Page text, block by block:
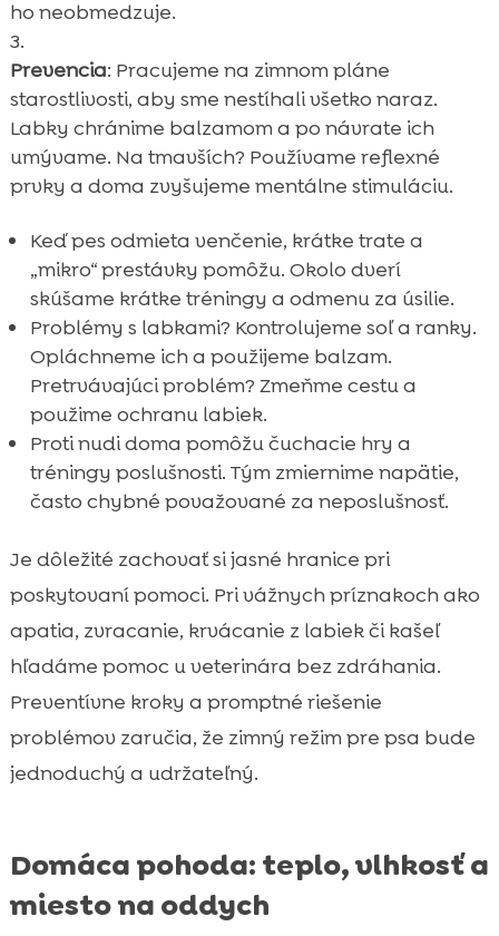
ho neobmedzuje.
Prevencia: Pracujeme na zimnom pláne
starostlivosti, aby sme nestíhali všetko naraz.
Labky chránime balzamom a po návrate ich
umývame. Na tmavších? Používame reflexné
prvky a doma zvyšujeme mentálne stimuláciu.
Keď pes odmieta venčenie, krátke trate a
„mikro“ prestávky pomôžu. Okolo dverí
skúšame krátke tréningy a odmenu za úsilie.
Problémy s labkami? Kontrolujeme soľ a ranky.
Opláchneme ich a použijeme balzam.
Pretrvávajúci problém? Zmeňme cestu a
použime ochranu labiek.
Proti nudi doma pomôžu čuchacie hry a
tréningy poslušnosti. Tým zmiernime napätie,
často chybné považované za neposlušnosť.
Je dôležité zachovať si jasné hranice pri
poskytovaní pomoci. Pri vážnych príznakoch ako
apatia, zvracanie, krvácanie z labiek či kašeľ
hľadáme pomoc u veterinára bez zdráhania.
Preventívne kroky a promptné riešenie
problémov zaručia, že zimný režim pre psa bude
jednoduchý a udržateľný.
Domáca pohoda: teplo, vlhkosť a
miesto na oddych